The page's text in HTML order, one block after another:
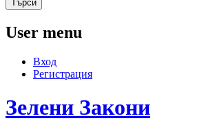
User menu
Вход
Регистрация
Зелени Закони